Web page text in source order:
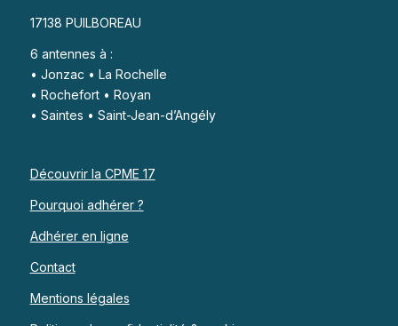
17138 PUILBOREAU
6 antennes à :
• Jonzac • La Rochelle
• Rochefort • Royan
• Saintes • Saint-Jean-d’Angély
Découvrir la CPME 17
Pourquoi adhérer ?
Adhérer en ligne
Contact
Mentions légales